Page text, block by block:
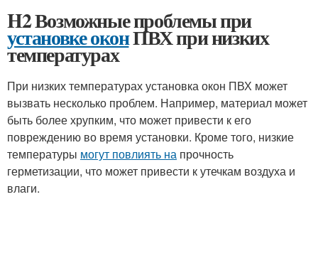
H2 Возможные проблемы при
установке оконПВХ при низких
температурах
При низких температурах установка окон ПВХ может
вызвать несколько проблем. Например, материал может
быть более хрупким, что может привести к его
повреждению во время установки. Кроме того, низкие
температуры могут повлиять на прочность
герметизации, что может привести к утечкам воздуха и
влаги.